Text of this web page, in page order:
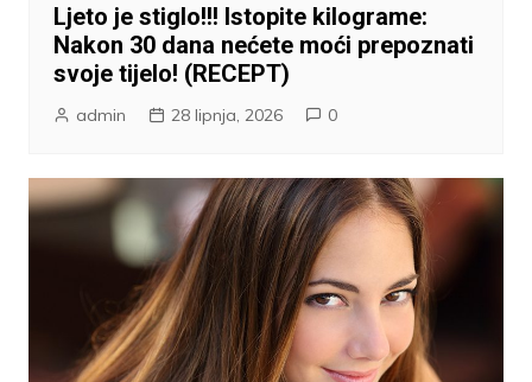
Ljeto je stiglo!!! Istopite kilograme:
Nakon 30 dana nećete moći prepoznati
svoje tijelo! (RECEPT)
admin 28 lipnja, 2026 0